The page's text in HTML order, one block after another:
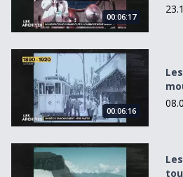
00:06:17
Les Archives - un siècle en
00:06:16
Les archives - promotion